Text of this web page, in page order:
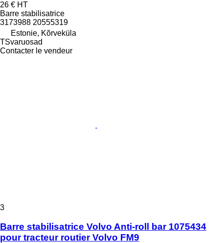
26 € HT
Barre stabilisatrice
3173988 20555319
Estonie, Kõrveküla
TSvaruosad
Contacter le vendeur
3
Barre stabilisatrice Volvo Anti-roll bar 1075434
pour tracteur routier Volvo FM9